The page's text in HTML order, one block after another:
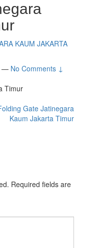
KAUM JAKARTA
— No Comments ↓
Timur
Required fields are